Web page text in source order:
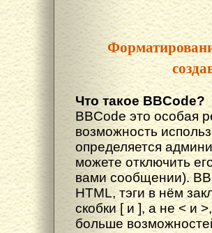
Что такое BBCode?
BBCode это особая
возможность
определяется
можете отключить
вами сообщении).
HTML, тэги в нём
скобки [ и ], а не < и
больше